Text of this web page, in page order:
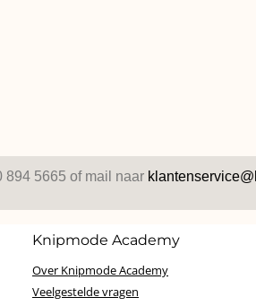
894 5665 of mail naar
Knipmode Academy
Over Knipmode Academy
Veelgestelde vragen